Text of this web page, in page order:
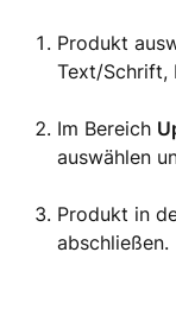
Produkt
Text/Schrift,
Im Bereich
auswählen
Produkt in
abschließen.